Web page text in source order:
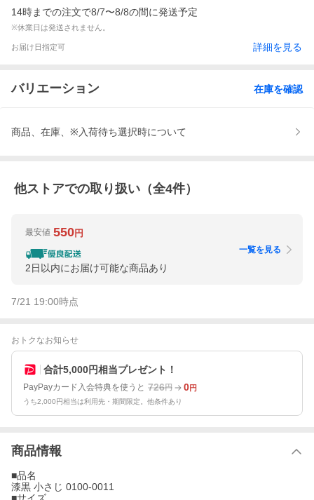
14時までの注文で8/7〜8/8の間に発送予定
※休業日は発送されません。
お届け日指定可 詳細を見る
バリエーション 在庫を確認
商品、在庫、※入荷待ち選択時について
他ストアでの取り扱い（全4件）
最安値 550円
2日以内にお届け可能な商品あり
一覧を見る
7/21 19:00時点
おトクなお知らせ
合計5,000円相当プレゼント！
PayPayカード入会特典を使うと 726円 0円
うち2,000円相当は利用先・期間限定。他条件あり
商品情報
■品名
漆黒 小さじ 0100-0011